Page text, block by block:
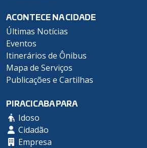
ACONTECE NA CIDADE
Últimas Notícias
Eventos
Itinerários de Ônibus
Mapa de Serviços
Publicações e Cartilhas
PIRACICABA PARA
Idoso
Cidadão
Empresa